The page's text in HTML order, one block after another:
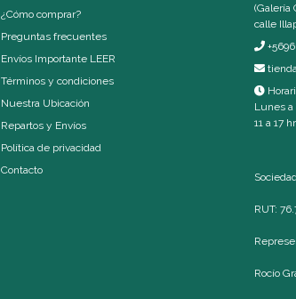
¿Cómo comprar?
Preguntas frecuentes
Envíos Importante LEER
Términos y condiciones
Nuestra Ubicación
Repartos y Envíos
Política de privacidad
Contacto
(Galería
calle
Lunes a
11 a 17
RUT:
Rocío